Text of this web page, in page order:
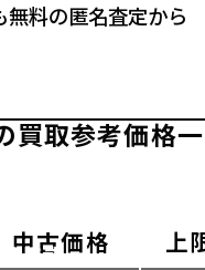
料の匿名査定から
取参考価格一
中古価格 上
ます